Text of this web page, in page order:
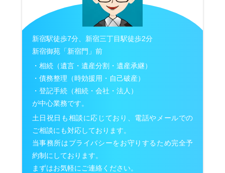
新宿駅徒歩7分、新宿三丁目駅徒歩2分
新宿御苑「新宿門」前
・相続（遺言・遺産分割・遺産承継）
・債務整理（時効援用・自己破産）
・登記手続（相続・会社・法人）
が中心業務です。
土日祝日も相談に応じており、電話やメールでの
ご相談にも対応しております。
当事務所はプライバシーをお守りするため完全予
約制にしております。
まずはお気軽にご連絡ください。